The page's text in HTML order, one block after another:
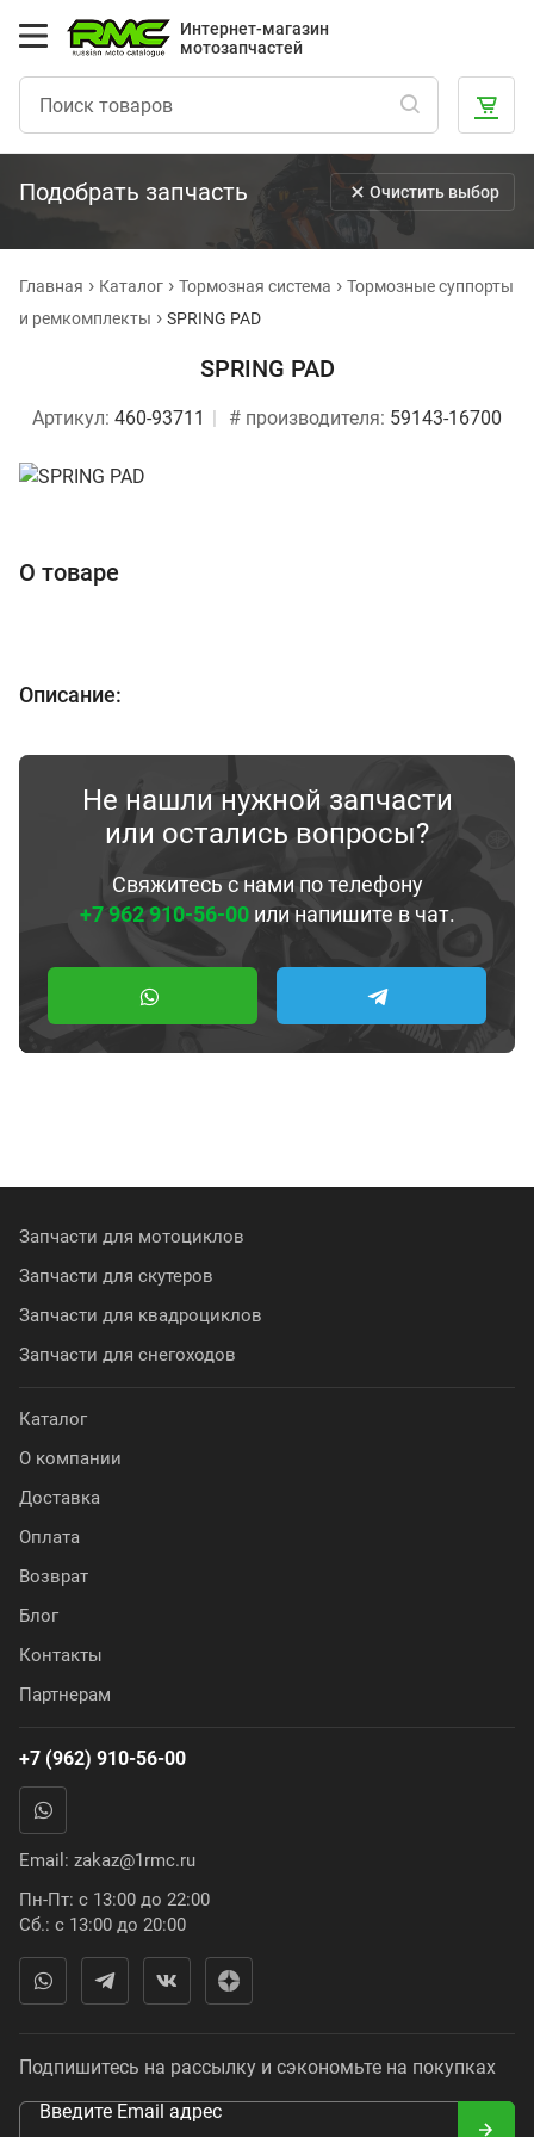
Интернет-магазин
мотозапчастей
Подобрать запчасть Очистить выбор
Главная Каталог Тормозная система
Тормозные суппорты
и ремкомплекты
SPRING PAD
SPRING PAD
Артикул: 460-93711 # производителя: 59143-16700
О товаре
Описание:
Не нашли нужной запчасти
или остались вопросы?
Свяжитесь с нами по телефону
+7 962 910-56-00или напишите в чат.
Запчасти для мотоциклов
Запчасти для скутеров
Запчасти для квадроциклов
Запчасти для снегоходов
Каталог
О компании
Доставка
Оплата
Возврат
Блог
Контакты
Партнерам
+7 (962) 910-56-00
Email: zakaz@1rmc.ru
Пн-Пт: с 13:00 до 22:00
Сб.: с 13:00 до 20:00
Подпишитесь на рассылку и сэкономьте на покупках
Введите Email адрес